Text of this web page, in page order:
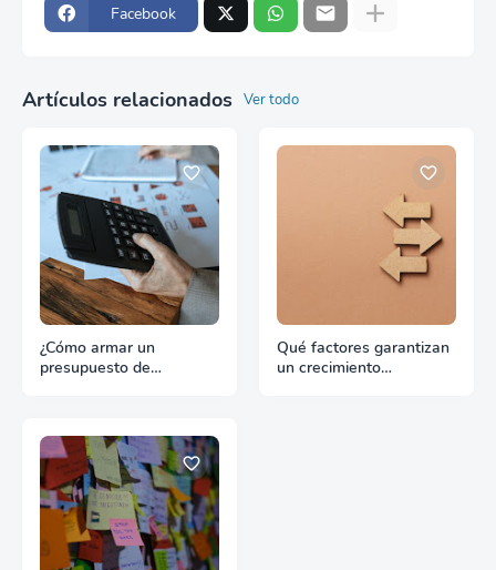
Facebook
Artículos relacionados Ver todo
¿Cómo armar un
presupuesto de
Qué factores garantizan
un crecimiento